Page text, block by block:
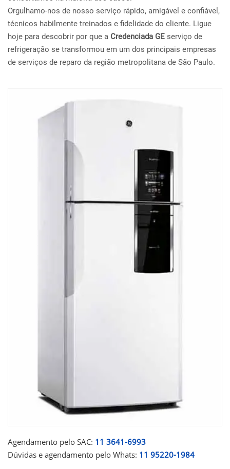
Orgulhamo-nos de nosso serviço rápido, amigável e confiável,
técnicos habilmente treinados e fidelidade do cliente. Ligue
hoje para descobrir por que a Credenciada GE serviço de
refrigeração se transformou em um dos principais empresas
de serviços de reparo da região metropolitana de São Paulo.
Agendamento pelo SAC: 11 3641-6993
Dúvidas e agendamento pelo Whats: 11 95220-1984